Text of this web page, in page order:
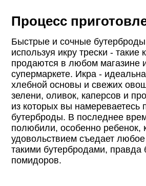
Процесс
Быстрые и сочные
используя икру трески - такие
продаются в любом магазине
супермаркете. Икра -
хлебной основы и свежих
зелени, оливок, каперсов и
из которых вы намереваетесь
бутерброды. В последнее
полюбили, особенно ребенок,
удовольствием съедает
такими бутербродами, правда
помидоров.